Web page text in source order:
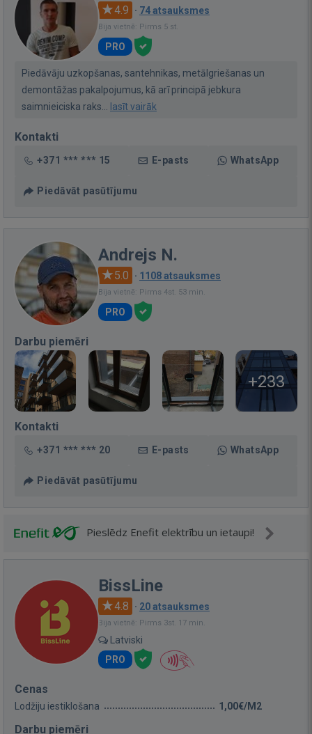
4.9 · 74 atsauksmes
Bija vietnē: Pirms 5 st.
PRO
Piedāvāju uzkopšanas, santehnikas, metālgriešanas un
demontāžas pakalpojumus, kā arī principā jebkura
saimnieiciska raks...
lasīt vairāk
Kontakti
+371 *** *** 15 E-pasts WhatsApp
Piedāvāt pasūtījumu
Andrejs N.
5.0 · 1108 atsauksmes
Bija vietnē: Pirms 4st. 53 min.
PRO
Darbu piemēri
+233
Kontakti
+371 *** *** 20 E-pasts WhatsApp
Piedāvāt pasūtījumu
Pieslēdz Enefit elektrību un ietaupi!
BissLine
4.8 · 20 atsauksmes
Bija vietnē: Pirms 3st. 17 min.
Latviski
PRO
Cenas
Lodžiju iestiklošana 1,00€/M2
Darbu piemēri